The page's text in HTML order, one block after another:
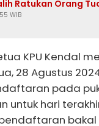
Ratukan Orang
WIB
KPU Kendal
28 Agustus
pada
untuk hari